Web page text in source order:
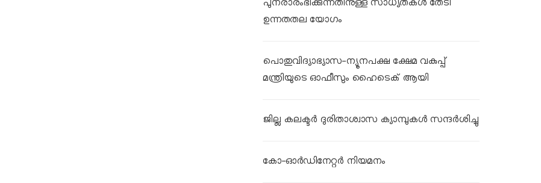
പുനരാരംഭിക്കുന്നതിനുള്ള സാധ്യതകൾ തേടി
ഉന്നതതല യോഗം
പൊതുവിദ്യാഭ്യാസ-ന്യൂനപക്ഷ ക്ഷേമ വകുപ്പ്
മന്ത്രിയുടെ ഓഫീസും ഹൈടെക് ആയി
ജില്ല കലക്ടര്‍ ദുരിതാശ്വാസ ക്യാമ്പുകള്‍ സന്ദര്‍ശിച്ചു
കോ-ഓർഡിനേറ്റർ നിയമനം